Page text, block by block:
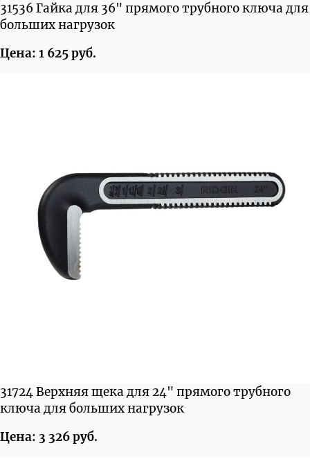
31536 Гайка для 36" прямого трубного ключа для
больших нагрузок
Цена: 1 625 руб.
31724 Верхняя щека для 24" прямого трубного
ключа для больших нагрузок
Цена: 3 326 руб.